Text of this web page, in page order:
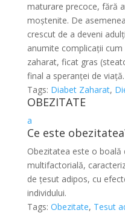
maturare precoce, fără
moștenite. De
crescut de a deveni
anumite complicații
zaharat, ficat gras
final a speranței de viață.
Tags: Diabet Zaharat,
OBEZITATE
a
Ce este
Obezitatea este o boală
multifactorială,
de țesut adipos, cu
individului.
Tags: Obezitate, Tesut